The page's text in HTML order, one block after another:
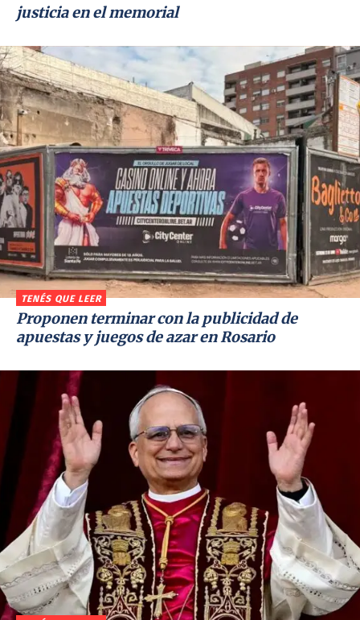
justicia en el memorial
TENÉS QUE LEER
Proponen terminar con la publicidad de
apuestas y juegos de azar en Rosario